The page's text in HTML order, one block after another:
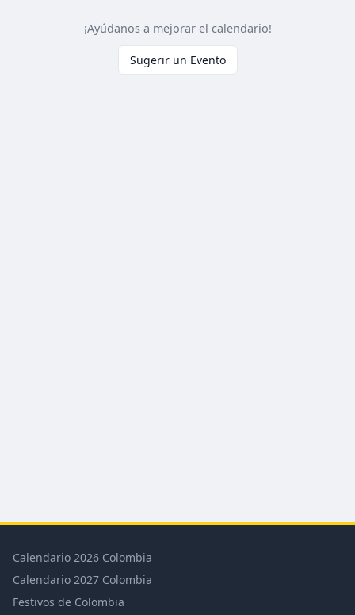
¡Ayúdanos a mejorar el calendario!
Sugerir un Evento
Calendario 2026 Colombia
Calendario 2027 Colombia
Festivos de Colombia